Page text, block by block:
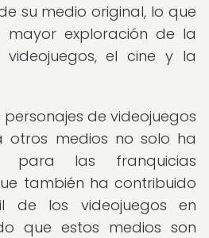
su medio original, lo que
exploración de la
el cine y la
personajes de videojuegos
otros medios no solo ha
para las franquicias
también ha contribuido
de los videojuegos en
que estos medios son